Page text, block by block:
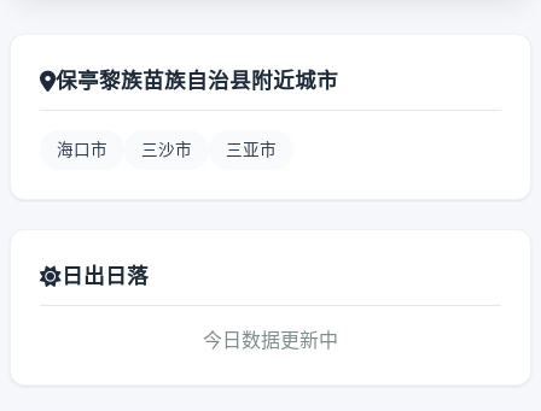
保亭黎族苗族自治县附近城市
海口市 三沙市 三亚市
日出日落
今日数据更新中